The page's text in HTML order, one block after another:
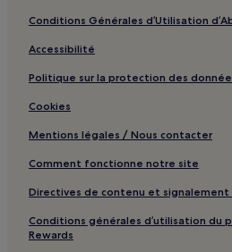
Conditions Générales d’Utilisation
Accessibilité
Politique sur la protection des
Cookies
Mentions légales / Nous contacter
Comment fonctionne notre site
Directives de contenu et signalement
Conditions générales d’utilisation du
Rewards